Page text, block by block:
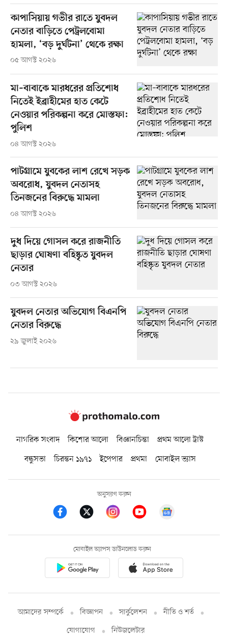
কাপাসিয়ায় গভীর রাতে যুবদল
নেতার বাড়িতে পেট্রলবোমা
হামলা, ‘বড় দুর্ঘটনা’ থেকে রক্ষা
০৫ আগস্ট ২০২৬
মা–বাবাকে মারধরের প্রতিশোধ
নিতেই ইব্রাহীমের হাত কেটে
নেওয়ার পরিকল্পনা করে মোস্তফা:
পুলিশ
০৪ আগস্ট ২০২৬
পাটগ্রামে যুবকের লাশ রেখে সড়ক
অবরোধ, যুবদল নেতাসহ
তিনজনের বিরুদ্ধে মামলা
০৪ আগস্ট ২০২৬
দুধ দিয়ে গোসল করে রাজনীতি
ছাড়ার ঘোষণা বহিষ্কৃত যুবদল
নেতার
০৩ আগস্ট ২০২৬
যুবদল নেতার অভিযোগ বিএনপি
নেতার বিরুদ্ধে
২৯ জুলাই ২০২৬
নাগরিক সংবাদ কিশোর আলো বিজ্ঞানচিন্তা
প্রথম আলো ট্রাস্ট
বন্ধুসভা
চিরন্তন ১৯৭১ ইপেপার প্রথমা মোবাইল ভ্যাস
অনুসরণ করুন
মোবাইল অ্যাপস ডাউনলোড করুন
আমাদের সম্পর্কে বিজ্ঞাপন সার্কুলেশন
নীতি ও শর্ত
যোগাযোগ
নিউজলেটার